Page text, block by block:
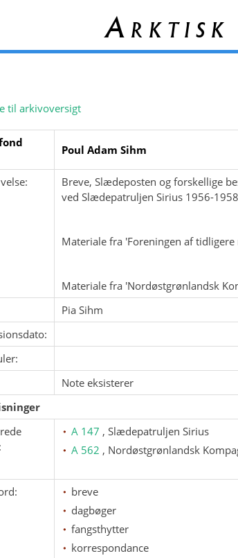
til arkivoversigt
Poul Adam Sihm
Breve, Slædeposten og forskellige
ved Slædepatruljen Sirius 1956-
Materiale fra 'Foreningen af
Materiale fra 'Nordøstgrønlandsk
Pia Sihm
Note eksisterer
A 147 , Slædepatruljen Sirius
A 562 , Nordøstgrønlandsk
breve
dagbøger
fangsthytter
korrespondance